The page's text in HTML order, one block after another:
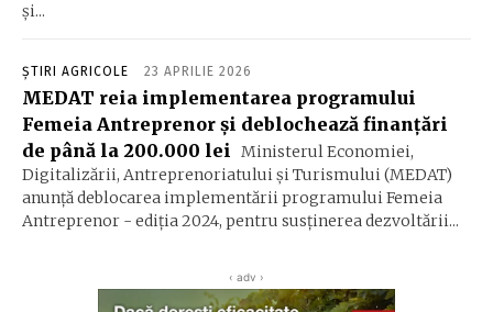
şi...
ȘTIRI AGRICOLE 23 APRILIE 2026
MEDAT reia implementarea programului
Femeia Antreprenor şi deblochează finanţări
de până la 200.000 lei Ministerul Economiei,
Digitalizării, Antreprenoriatului şi Turismului (MEDAT)
anunţă deblocarea implementării programului Femeia
Antreprenor - ediţia 2024, pentru susţinerea dezvoltării...
‹ adv ›